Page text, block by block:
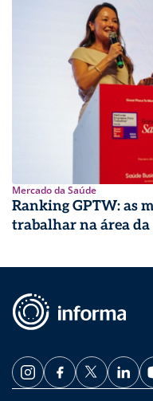
Mercado da Saúde
Ranking GPTW: as
trabalhar na área da